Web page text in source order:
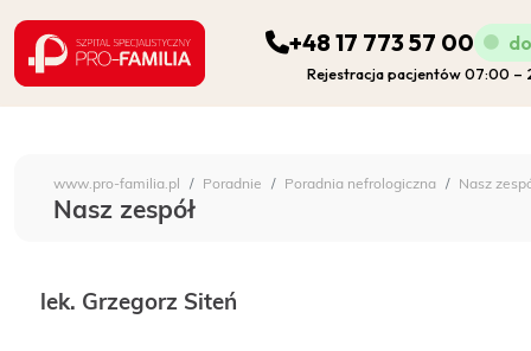
Szpital Specjalistyczny
+48 17 773 57 00
Rejestracja pacjentów 07:00 –
PORADNIE
www.pro-familia.pl Poradnie Poradnia nefrologiczna Nasz
Nasz zespół
lek. Grzegorz Siteń